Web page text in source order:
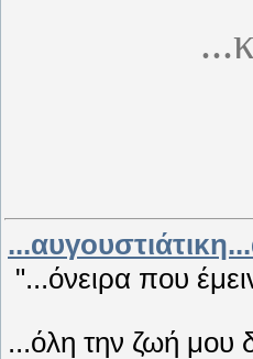
"...όνειρα που
...όλη την ζωή μου